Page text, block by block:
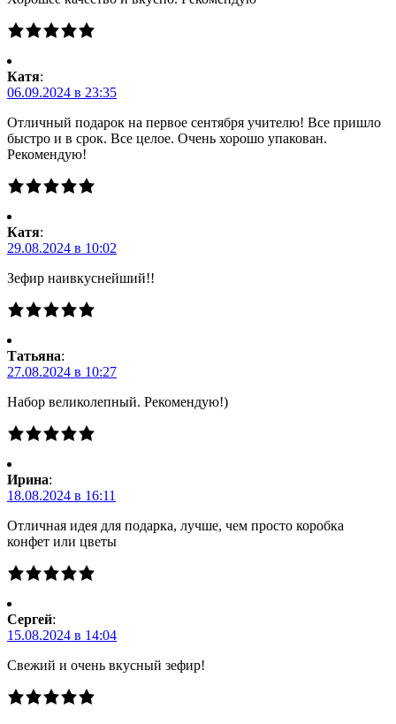
Катя:
06.09.2024 в 23:35
Отличный подарок на первое сентября учителю! Все пришло
быстро и в срок. Все целое. Очень хорошо упакован.
Рекомендую!
Катя:
29.08.2024 в 10:02
Зефир наивкуснейший!!
Татьяна:
27.08.2024 в 10:27
Набор великолепный. Рекомендую!)
Ирина:
18.08.2024 в 16:11
Отличная идея для подарка, лучше, чем просто коробка
конфет или цветы
Сергей:
15.08.2024 в 14:04
Свежий и очень вкусный зефир!